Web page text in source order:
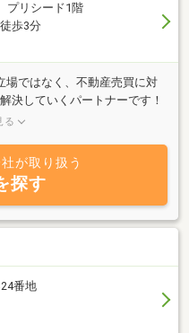
プリシード1階
歩3分
場ではなく、不動産売買に対
決していくパートナーです！
い致します。 どんなお悩みで
る
が取り扱う
探す
番地